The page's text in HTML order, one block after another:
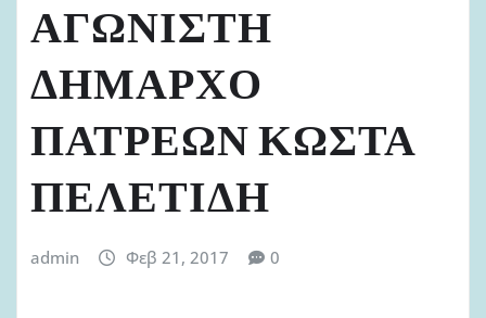
ΑΓΩΝΙΣΤΗ
ΔΗΜΑΡΧΟ
ΠΑΤΡΕΩΝ ΚΩΣΤΑ
ΠΕΛΕΤΙΔΗ
admin Φεβ 21, 2017 0